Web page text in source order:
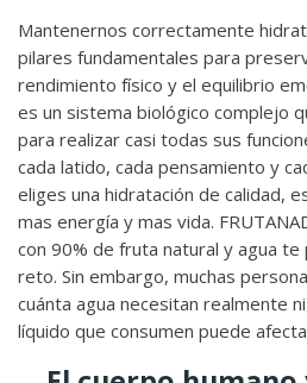
Mantenernos correctamente
pilares fundamentales para
rendimiento físico y el equilibrio
es un sistema biológico complejo
para realizar casi todas sus
cada latido, cada pensamiento y
eliges una hidratación de calidad,
mas energía y mas vida.
con 90% de fruta natural y agua
reto. Sin embargo, muchas
cuánta agua necesitan realmente
líquido que consumen puede